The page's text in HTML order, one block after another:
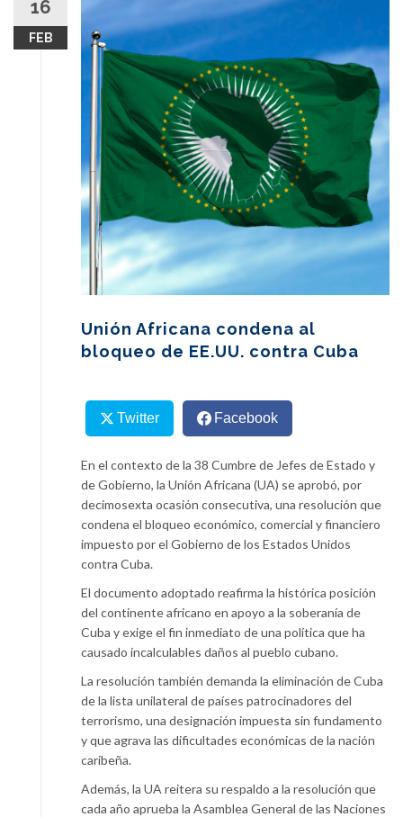
content
16
FEB
Unión Africana condena al
bloqueo de EE.UU. contra Cuba
Twitter Facebook
En el contexto de la 38 Cumbre de Jefes de Estado y
de Gobierno, la Unión Africana (UA) se aprobó, por
decimosexta ocasión consecutiva, una resolución que
condena el bloqueo económico, comercial y financiero
impuesto por el Gobierno de los Estados Unidos
contra Cuba.
El documento adoptado reafirma la histórica posición
del continente africano en apoyo a la soberanía de
Cuba y exige el fin inmediato de una política que ha
causado incalculables daños al pueblo cubano.
La resolución también demanda la eliminación de Cuba
de la lista unilateral de países patrocinadores del
terrorismo, una designación impuesta sin fundamento
y que agrava las dificultades económicas de la nación
caribeña.
Además, la UA reitera su respaldo a la resolución que
cada año aprueba la Asamblea General de las Naciones